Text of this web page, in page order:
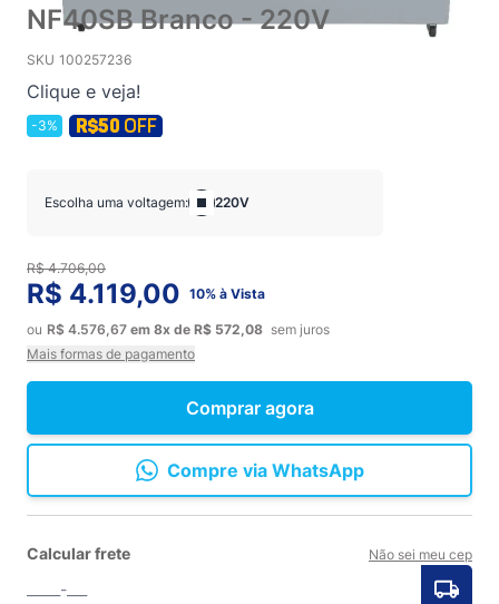
NF40SB Branco - 220V
SKU 100257236
Clique e veja!
-3%
Comprar agora
Escolha uma voltagem: 220V
R$ 4.119,00 10% à Vista
ou R$ 4.576,67 em 8x de R$ 572,08 sem juros
Mais formas de pagamento
Compre via WhatsApp
R$ 4.706,00
Calcular frete Não sei meu cep